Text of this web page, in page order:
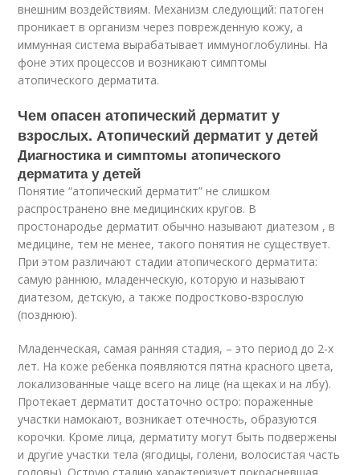
внешним воздействиям. Механизм следующий: патоген
проникает в организм через поврежденную кожу, а
иммунная система вырабатывает иммуноглобулины. На
фоне этих процессов и возникают симптомы
атопического дерматита.
Чем опасен атопический дерматит у
взрослых. Атопический дерматит у детей
Диагностика и симптомы атопического
дерматита у детей
Понятие “атопический дерматит” не слишком
распространено вне медицинских кругов. В
простонародье дерматит обычно называют диатезом , в
медицине, тем не менее, такого понятия не существует.
При этом различают стадии атопического дерматита:
самую раннюю, младенческую, которую и называют
диатезом, детскую, а также подростково-взрослую
(позднюю).
Младенческая, самая ранняя стадия, – это период до 2-х
лет. На коже ребенка появляются пятна красного цвета,
локализованные чаще всего на лице (на щеках и на лбу).
Протекает дерматит достаточно остро: пораженные
участки намокают, возникает отечность, образуются
корочки. Кроме лица, дерматиту могут быть подвержены
и другие участки тела (ягодицы, голени, волосистая часть